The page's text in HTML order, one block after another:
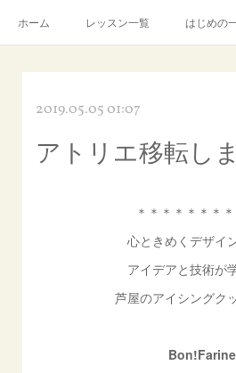
ホーム レッスン一覧 はじめの
芦屋アトリエ 講師プロフィール
お問合せ
2019.05.05 01:07
アトリエ移転し
＊＊＊＊＊＊＊
心ときめくデザイ
アイデアと技術が
芦屋のアイシングク
Bon!Farine